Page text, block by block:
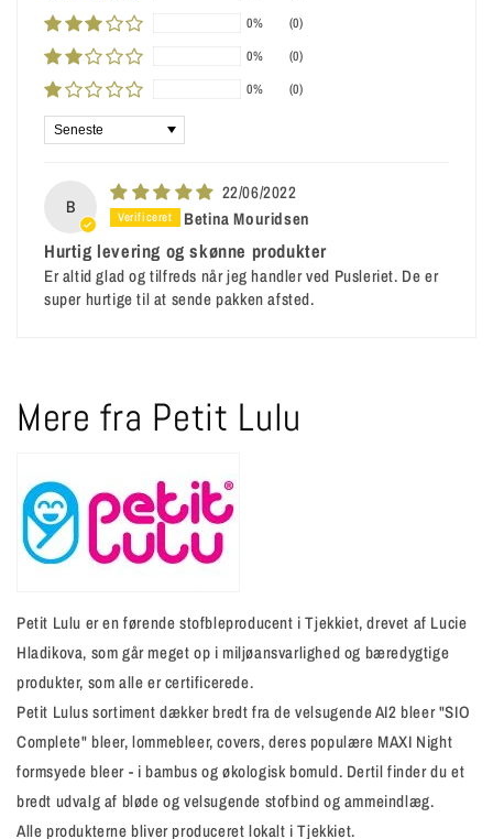
0%
(0)
0%
(0)
0%
(0)
Sort by
B
22/06/2022
Betina Mouridsen
Hurtig levering og skønne produkter
Er altid glad og tilfreds når jeg handler ved Pusleriet. De er
super hurtige til at sende pakken afsted.
Mere fra Petit Lulu
Petit Lulu er en førende stofbleproducent i Tjekkiet, drevet af Lucie
Hladikova, som går meget op i miljøansvarlighed og bæredygtige
produkter, som alle er certificerede.
Petit Lulus sortiment dækker bredt fra de velsugende AI2 bleer "SIO
Complete" bleer, lommebleer, covers, deres populære MAXI Night
formsyede bleer - i bambus og økologisk bomuld. Dertil finder du et
bredt udvalg af bløde og velsugende stofbind og ammeindlæg.
Alle produkterne bliver produceret lokalt i Tjekkiet.